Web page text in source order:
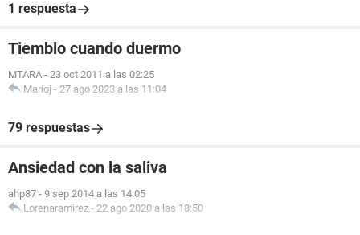
1 respuesta
Tiemblo cuando duermo
MTARA - 23 oct 2011 a las 02:25
Marioj - 27 ago 2023 a las 11:04
79 respuestas
Ansiedad con la saliva
ahp87 - 9 sep 2014 a las 14:05
Lorenaramirez - 22 ago 2020 a las 18:50